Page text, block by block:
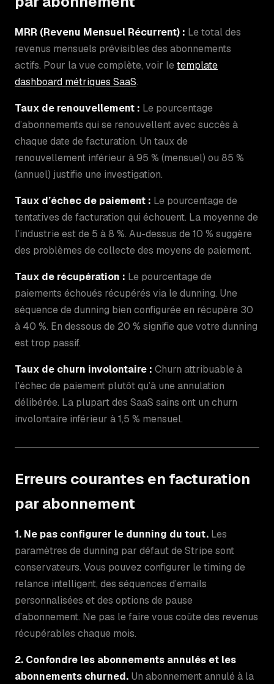
MRR (Revenu Mensuel Récurrent) : Le total des
revenus mensuels prévisibles des abonnements
actifs. Pour la vue complète, voir le template
dashboard métriques SaaS.
Taux de renouvellement : Le pourcentage
d’abonnements qui se renouvellent avec succès à
chaque date de facturation. Un taux de
renouvellement inférieur à 95 % (mensuel) ou 85 %
(annuel) justifie une investigation.
Taux d’échec de paiement : Le pourcentage de
tentatives de facturation qui échouent. La moyenne de
l’industrie est de 5 à 8 %. Au-dessus de 10 % suggère
des problèmes de collecte des moyens de paiement.
Taux de récupération : Le pourcentage de
paiements échoués récupérés via le dunning. Une
séquence de dunning bien configurée en récupère 30
à 40 %. En dessous de 20 % signifie que votre dunning
est trop passif.
Taux de churn involontaire : Churn attribuable à
l’échec de paiement plutôt qu’à une annulation
délibérée. La plupart des SaaS sains ont un churn
involontaire inférieur à 1,5 % mensuel.
Erreurs courantes en facturation
par abonnement
1. Ne pas configurer le dunning du tout. Les
paramètres de dunning par défaut de Stripe sont
conservateurs. Vous pouvez configurer le timing de
relance intelligent, des séquences d’emails
personnalisées et des options de pause
d’abonnement. Ne pas le faire vous coûte des revenus
récupérables chaque mois.
2. Confondre les abonnements annulés et les
abonnements churned. Un abonnement annulé à la